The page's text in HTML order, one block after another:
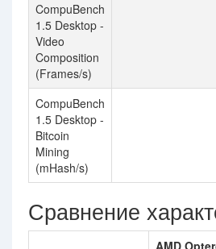
CompuBench
1.5 Desktop -
Video
Composition
(Frames/s)
CompuBench
1.5 Desktop -
Bitcoin
Mining
(mHash/s)
Сравнение
AMD